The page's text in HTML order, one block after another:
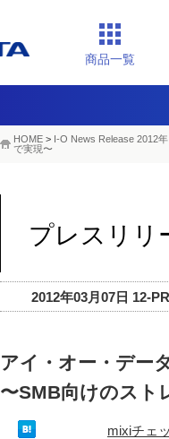
商品一覧
HOME > I-O News Release 2012年
で実現〜
プレスリリ
2012年03月07日 12-
アイ・オー・デー
〜SMB向けのスト
mixiチェ